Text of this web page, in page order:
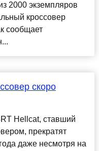
2000 экземпляров
кроссовер
сообщает
скоро
Hellcat, ставший
прекратят
даже несмотря на